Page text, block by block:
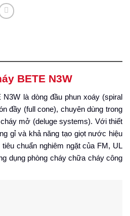
BETE N3W
là dòng đầu phun xoáy (spiral
đầy (full cone), chuyên dùng trong
mở (deluge systems). Với thiết
gỉ và khả năng tạo giọt nước hiệu
chuẩn nghiêm ngặt của FM, UL
dụng phòng cháy chữa cháy công